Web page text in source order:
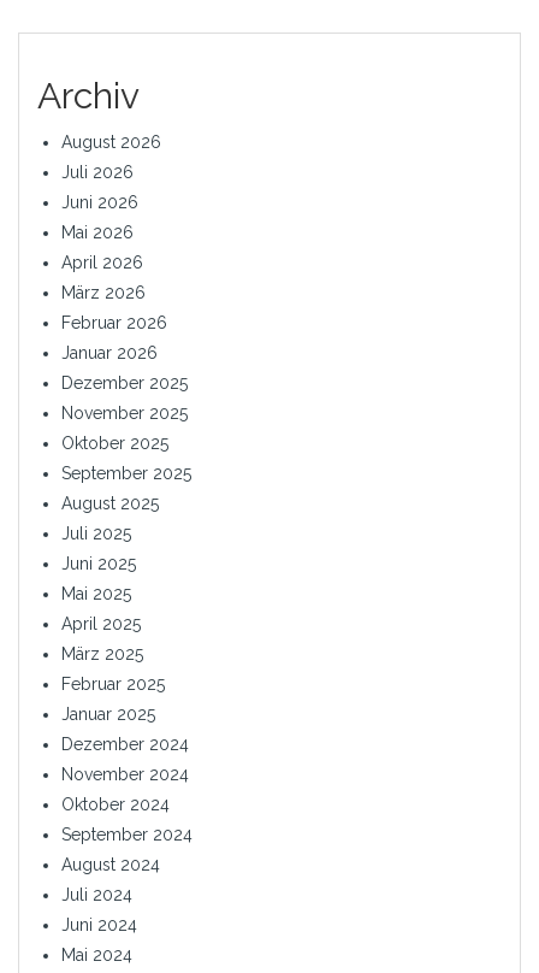
Archiv
August 2026
Juli 2026
Juni 2026
Mai 2026
April 2026
März 2026
Februar 2026
Januar 2026
Dezember 2025
November 2025
Oktober 2025
September 2025
August 2025
Juli 2025
Juni 2025
Mai 2025
April 2025
März 2025
Februar 2025
Januar 2025
Dezember 2024
November 2024
Oktober 2024
September 2024
August 2024
Juli 2024
Juni 2024
Mai 2024